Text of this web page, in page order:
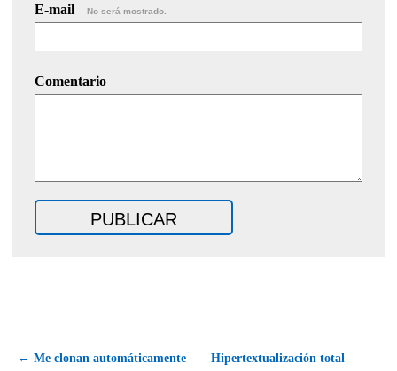
E-mail No será mostrado.
Comentario
← Me clonan automáticamente Hipertextualización total